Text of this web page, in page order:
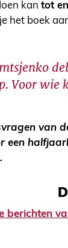
kan tot
het boek
Voor
van
een
berichten